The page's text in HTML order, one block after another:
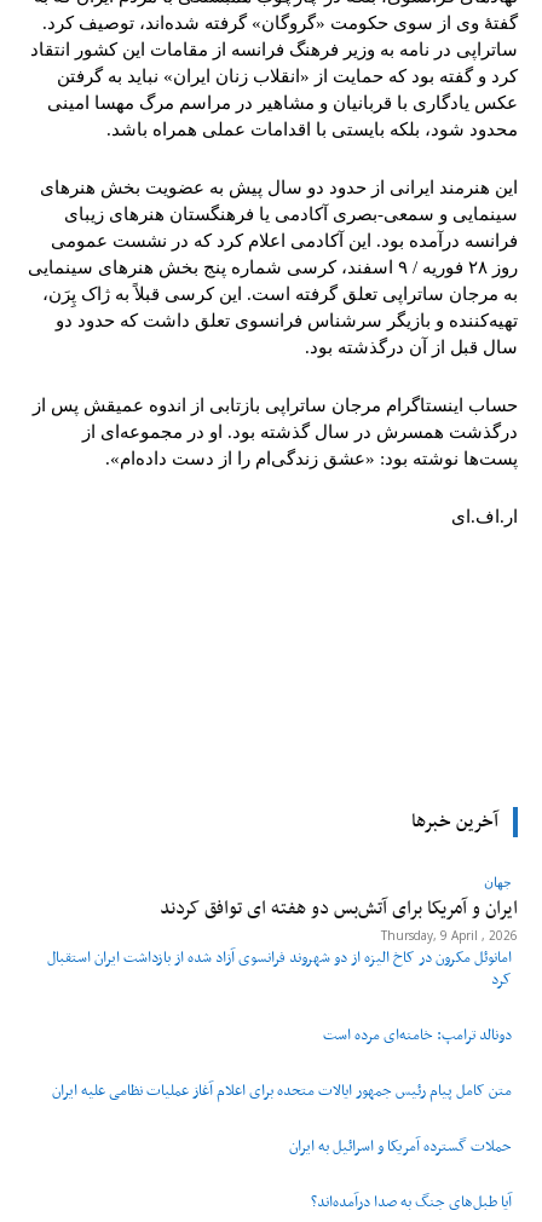
گفتۀ وی از سوی حکومت «گروگان» گرفته شده‌اند، توصیف کرد.
ساتراپی در نامه به وزیر فرهنگ فرانسه از مقامات این کشور انتقاد
کرد و گفته بود که حمایت از «انقلاب زنان ایران» نباید به گرفتن
عکس یادگاری با قربانیان و مشاهیر در مراسم مرگ مهسا امینی
محدود شود، بلکه بایستی با اقدامات عملی همراه باشد.
این هنرمند ایرانی از حدود دو سال پیش به عضویت بخش هنرهای
سینمایی و سمعی-بصری آکادمی یا فرهنگستان هنرهای زیبای
فرانسه درآمده بود. این آکادمی اعلام کرد که در نشست عمومی
روز ۲٨ فوریه / ٩ اسفند، کرسی شماره پنج بخش هنرهای سینمایی
به مرجان ساتراپی تعلق گرفته است. این کرسی قبلاً به ژاک پِرَن،
تهیه‌کننده و بازیگر سرشناس فرانسوی تعلق داشت که حدود دو
سال قبل از آن درگذشته بود.
حساب اینستاگرام مرجان ساتراپی بازتابی از اندوه عمیقش پس از
درگذشت همسرش در سال گذشته بود. او در مجموعه‌ای از
پست‌ها نوشته بود: «عشق زندگی‌ام را از دست داده‌ام».
ار.اف.ای
آخرین خبرها
جهان
ایران و آمریکا برای آتش‌بس دو هفته‌ ای توافق کردند
Thursday, 9 April , 2026
امانوئل مکرون در کاخ الیزه از دو شهروند فرانسوی آزاد شده از بازداشت ایران استقبال
کرد
دونالد ترامپ: خامنه‌ای مرده است
متن کامل پیام رئیس جمهور ایالات متحده برای اعلام آغاز عملیات نظامی علیه ایران
حملات گسترده آمریکا و اسرائیل به ایران
آیا طبل‌های جنگ به صدا درآمده‌اند؟